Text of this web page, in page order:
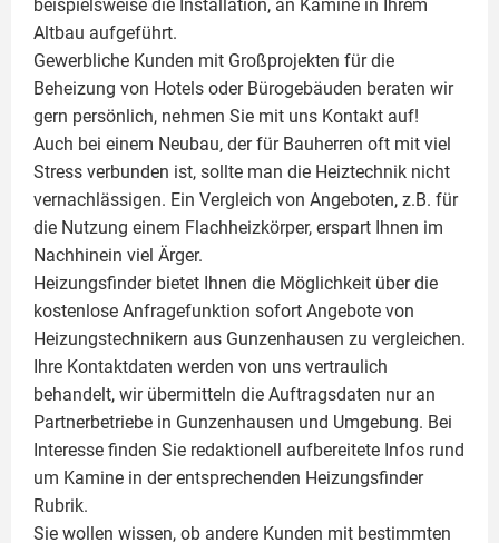
beispielsweise die Installation, an Kamine in Ihrem
Altbau aufgeführt.
Gewerbliche Kunden mit Großprojekten für die
Beheizung von Hotels oder Bürogebäuden beraten wir
gern persönlich, nehmen Sie mit uns Kontakt auf!
Auch bei einem Neubau, der für Bauherren oft mit viel
Stress verbunden ist, sollte man die Heiztechnik nicht
vernachlässigen. Ein Vergleich von Angeboten, z.B. für
die Nutzung einem Flachheizkörper, erspart Ihnen im
Nachhinein viel Ärger.
Heizungsfinder bietet Ihnen die Möglichkeit über die
kostenlose Anfragefunktion sofort Angebote von
Heizungstechnikern aus Gunzenhausen zu vergleichen.
Ihre Kontaktdaten werden von uns vertraulich
behandelt, wir übermitteln die Auftragsdaten nur an
Partnerbetriebe in Gunzenhausen und Umgebung. Bei
Interesse finden Sie redaktionell aufbereitete Infos rund
um Kamine in der entsprechenden Heizungsfinder
Rubrik.
Sie wollen wissen, ob andere Kunden mit bestimmten